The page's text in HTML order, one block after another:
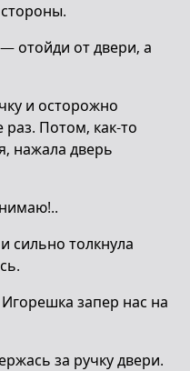
отойди от двери, а
и осторожно
Потом, как-то
нажала дверь
сильно толкнула
запер нас на
за ручку двери.